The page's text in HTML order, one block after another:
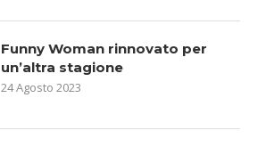
Funny Woman rinnovato per
un’altra stagione
24 Agosto 2023